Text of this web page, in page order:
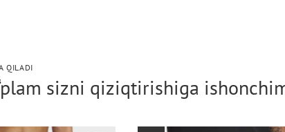
QILADI
sizni qiziqtirishiga